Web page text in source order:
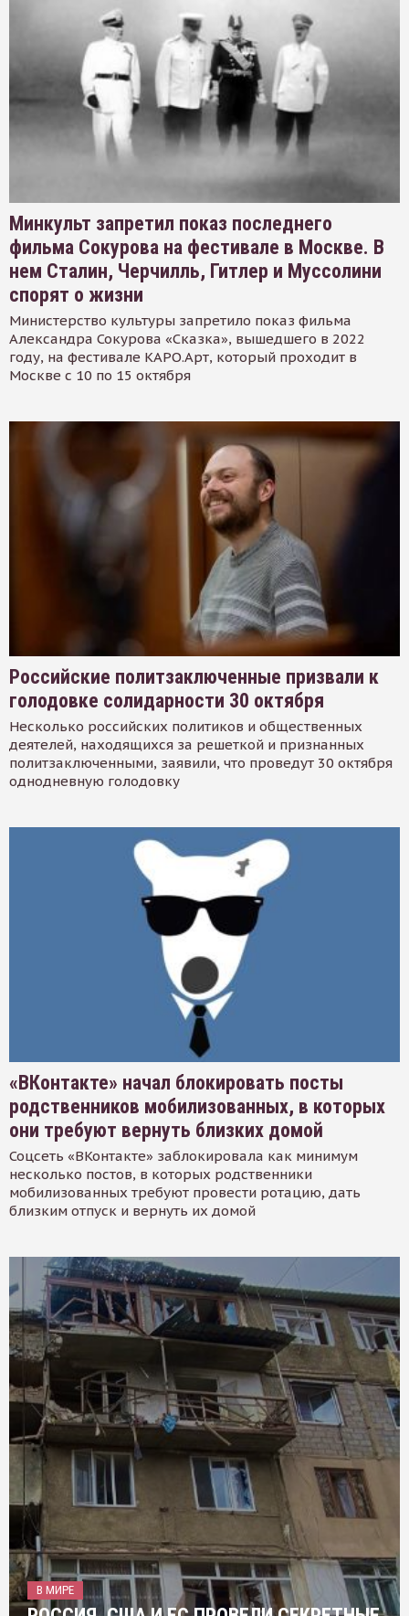
Минкульт запретил показ последнего
фильма Сокурова на фестивале в Москве. В
нем Сталин, Черчилль, Гитлер и Муссолини
спорят о жизни
Министерство культуры запретило показ фильма
Александра Сокурова «Сказка», вышедшего в 2022
году, на фестивале КАРО.Арт, который проходит в
Москве с 10 по 15 октября
Российские политзаключенные призвали к
голодовке солидарности 30 октября
Несколько российских политиков и общественных
деятелей, находящихся за решеткой и признанных
политзаключенными, заявили, что проведут 30 октября
однодневную голодовку
«ВКонтакте» начал блокировать посты
родственников мобилизованных, в которых
они требуют вернуть близких домой
Соцсеть «ВКонтакте» заблокировала как минимум
несколько постов, в которых родственники
мобилизованных требуют провести ротацию, дать
близким отпуск и вернуть их домой
В МИРЕ